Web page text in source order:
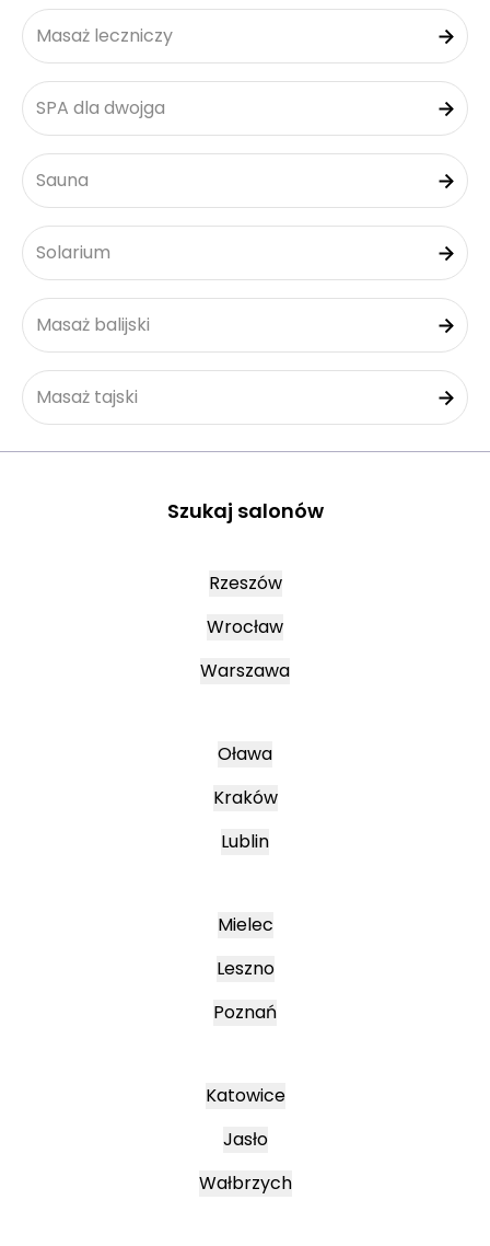
Masaż leczniczy
SPA dla dwojga
Sauna
Solarium
Masaż balijski
Masaż tajski
Szukaj salonów
Rzeszów
Wrocław
Warszawa
Oława
Kraków
Lublin
Mielec
Leszno
Poznań
Katowice
Jasło
Wałbrzych